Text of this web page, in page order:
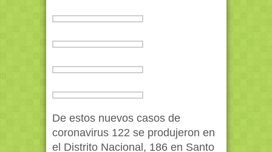
De estos nuevos casos de
coronavirus 122 se produjeron en
el Distrito Nacional, 186 en Santo